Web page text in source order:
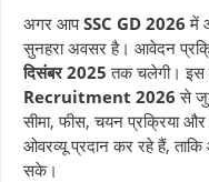
o
k
p
p
a
m
s
अगर आपSSC GD 2026 में
सुनहरा अवसर है। आवेदन
दिसंबर 2025 तक चलेगी।
Recruitment 2026 से
सीमा, फीस, चयन प्रक्रिया और
ओवरव्यू प्रदान कर रहे हैं,
सके।